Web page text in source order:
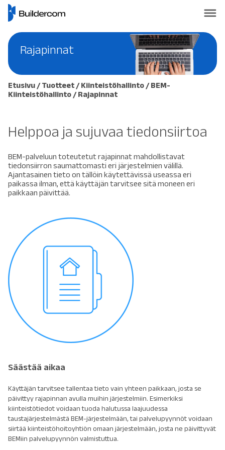
Rajapinnat
Etusivu /Tuotteet /Kiinteistöhallinto /BEM-
Kiinteistöhallinto /Rajapinnat
Helppoa ja sujuvaa tiedonsiirtoa
BEM-palveluun toteutetut rajapinnat mahdollistavat
tiedonsiirron saumattomasti eri järjestelmien välillä.
Ajantasainen tieto on tällöin käytettävissä useassa eri
paikassa ilman, että käyttäjän tarvitsee sitä moneen eri
paikkaan päivittää.
Säästää aikaa
Käyttäjän tarvitsee tallentaa tieto vain yhteen paikkaan, josta se
päivittyy rajapinnan avulla muihin järjestelmiin. Esimerkiksi
kiinteistötiedot voidaan tuoda halutussa laajuudessa
taustajärjestelmästä BEM-järjestelmään, tai palvelupyynnöt voidaan
siirtää kiinteistöhoitoyhtiön omaan järjestelmään, josta ne päivittyvät
BEMiin palvelupyynnön valmistuttua.